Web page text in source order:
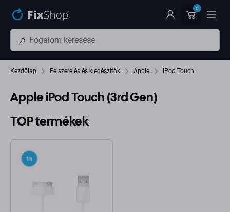
0
Kezdőlap Felszerelés és kiegészítők Apple iPod Touch
Apple iPod Touch (3rd Gen)
TOP termékek